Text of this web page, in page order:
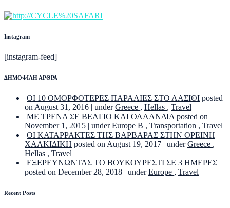
Instagram
[instagram-feed]
ΔΗΜΟΦΙΛΗ ΑΡΘΡΑ
ΟΙ 10 ΟΜΟΡΦΟΤΕΡΕΣ ΠΑΡΑΛΙΕΣ ΣΤΟ ΛΑΣΙΘΙ posted
on August 31, 2016 | underGreece , Hellas , Travel
ΜΕ ΤΡΕΝΑ ΣΕ ΒΕΛΓΙΟ ΚΑΙ ΟΛΛΑΝΔΙΑ posted on
November 1, 2015 | underEurope B , Transportation , Travel
ΟΙ ΚΑΤΑΡΡΑΚΤΕΣ ΤΗΣ ΒΑΡΒΑΡΑΣ ΣΤΗΝ ΟΡΕΙΝΗ
ΧΑΛΚΙΔΙΚΗ posted on August 19, 2017 | underGreece ,
Hellas , Travel
ΕΞΕΡΕΥΝΩΝΤΑΣ ΤΟ ΒΟΥΚΟΥΡΕΣΤΙ ΣΕ 3 ΗΜΕΡΕΣ
posted on December 28, 2018 | underEurope , Travel
Recent Posts